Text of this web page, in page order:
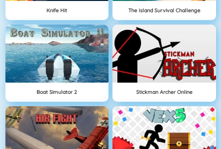
Knife Hit The Island Survival Challenge
Boat Simulator 2 Stickman Archer Online